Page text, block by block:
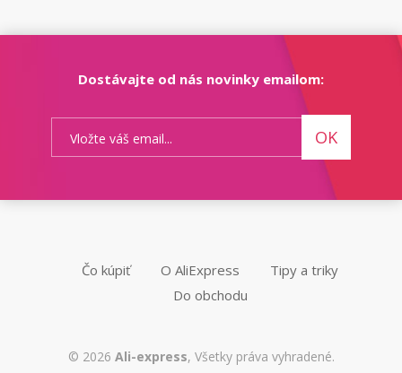
Dostávajte od nás novinky emailom:
OK
Čo kúpiť O AliExpress
Tipy a triky
Do obchodu
© 2026 Ali-express, Všetky práva vyhradené.